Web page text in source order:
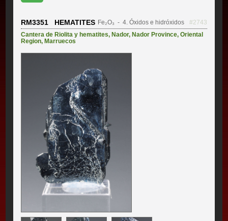
RM3351 HEMATITES Fe₂O₃ - 4. Óxidos e hidróxidos
#2743
Cantera de Riolita y hematites,Nador,Nador Province,Oriental
Region,Marruecos